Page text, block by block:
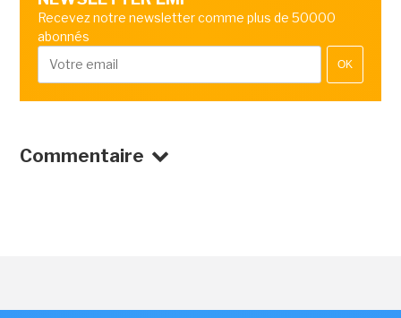
Recevez notre newsletter comme plus de 50000
abonnés
OK
Commentaire